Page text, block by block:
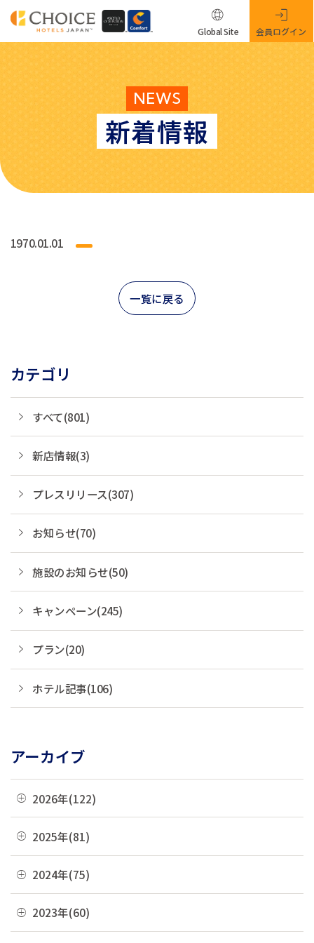
NEWS
新着情報
Global Site 会員ログイン
1970.01.01
一覧に戻る
カテゴリ
すべて(801)
新店情報(3)
プレスリリース(307)
お知らせ(70)
施設のお知らせ(50)
キャンペーン(245)
プラン(20)
ホテル記事(106)
アーカイブ
2026年(122)
07月(22)
06月(19)
04月(10)
2025年(81)
12月(8)
11月(22)
2024年(75)
12月(4)
11月(6)
2023年(60)